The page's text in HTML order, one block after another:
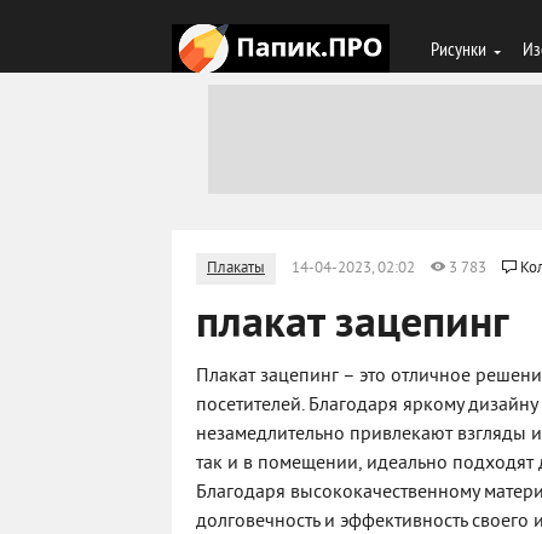
Рисунки
Плакаты 14-04-2023, 02:02 3 783
плакат зацепинг
Плакат зацепинг – это отличное
посетителей. Благодаря яркому
незамедлительно привлекают взгляды
так и в помещении, идеально
Благодаря высококачественному
долговечность и эффективность